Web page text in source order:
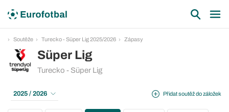
Soutěže Turecko - Süper Lig 2025/2026 Zápasy
Süper Lig
Turecko - Süper Lig
Přidat soutěž do záložek
2025 / 2026